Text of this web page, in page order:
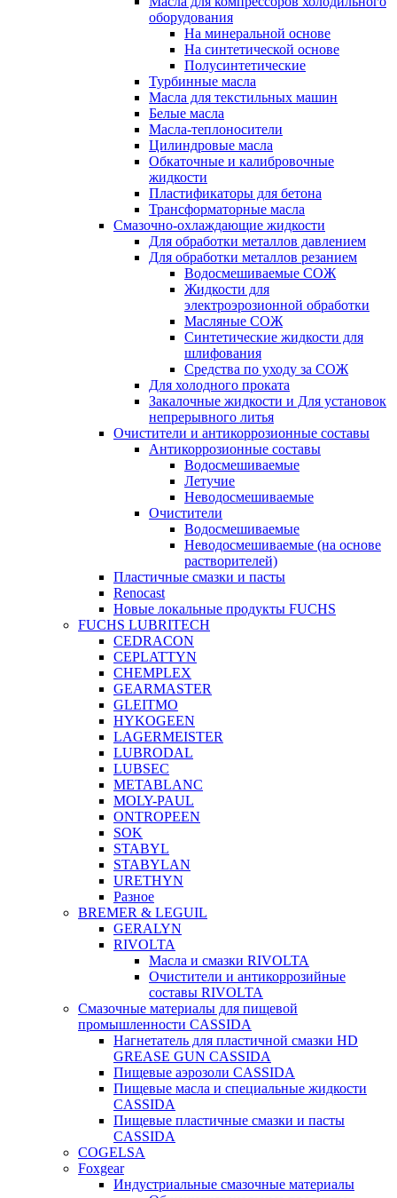
оборудования
На минеральной основе
На синтетической основе
Полусинтетические
Турбинные масла
Масла для текстильных машин
Белые масла
Масла-теплоносители
Цилиндровые масла
Обкаточные и калибровочные
жидкости
Пластификаторы для бетона
Трансформаторные масла
Смазочно-охлаждающие жидкости
Для обработки металлов давлением
Для обработки металлов резанием
Водосмешиваемые СОЖ
Жидкости для
электроэрозионной обработки
Масляные СОЖ
Синтетические жидкости для
шлифования
Средства по уходу за СОЖ
Для холодного проката
Закалочные жидкости и Для установок
непрерывного литья
Очистители и антикоррозионные составы
Антикоррозионные составы
Водосмешиваемые
Летучие
Неводосмешиваемые
Очистители
Водосмешиваемые
Неводосмешиваемые (на основе
растворителей)
Пластичные смазки и пасты
Renocast
Новые локальные продукты FUCHS
FUCHS LUBRITECH
CEDRACON
CEPLATTYN
CHEMPLEX
GEARMASTER
GLEITMO
HYKOGEEN
LAGERMEISTER
LUBRODAL
LUBSEC
METABLANC
MOLY-PAUL
ONTROPEEN
SOK
STABYL
STABYLAN
URETHYN
Разное
BREMER & LEGUIL
GERALYN
RIVOLTA
Масла и смазки RIVOLTA
Очистители и антикоррозийные
составы RIVOLTA
Смазочные материалы для пищевой
промышленности CASSIDA
Нагнетатель для пластичной смазки HD
GREASE GUN CASSIDA
Пищевые аэрозоли CASSIDA
Пищевые масла и специальные жидкости
CASSIDA
Пищевые пластичные смазки и пасты
CASSIDA
COGELSA
Foxgear
Индустриальные смазочные материалы